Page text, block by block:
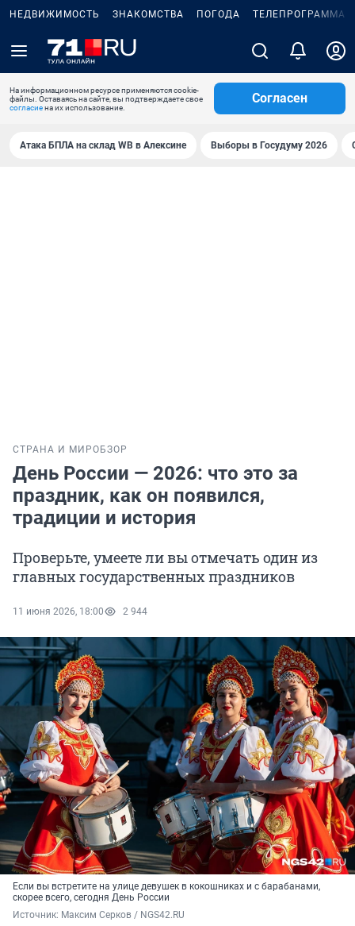
НЕДВИЖИМОСТЬ ЗНАКОМСТВА ПОГОДА ТЕЛЕПРОГРАММА
На информационном ресурсе применяются cookie-
файлы. Оставаясь на сайте, вы подтверждаете свое
согласиена их использование.
Согласен
Атака БПЛА на склад WB в Алексине Выборы в Госудуму 2026
СТРАНА И МИРОБЗОР
День России — 2026: что это за
праздник, как он появился,
традиции и история
Проверьте, умеете ли вы отмечать один из
главных государственных праздников
11 июня 2026, 18:00 2 944
Если вы встретите на улице девушек в кокошниках и с барабанами,
скорее всего, сегодня День России
Источник: Максим Серков / NGS42.RU